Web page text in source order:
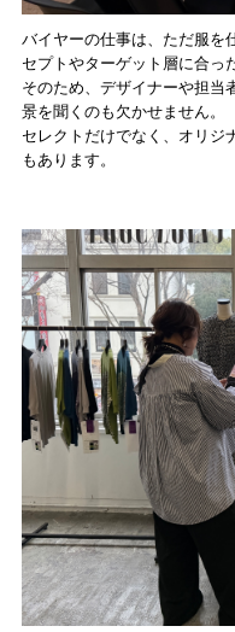
バイヤーの仕事は、ただ服を
セプトやターゲット層に合っ
そのため、デザイナーや担当
景を聞くのも欠かせません。
セレクトだけでなく、オリジ
もあります。